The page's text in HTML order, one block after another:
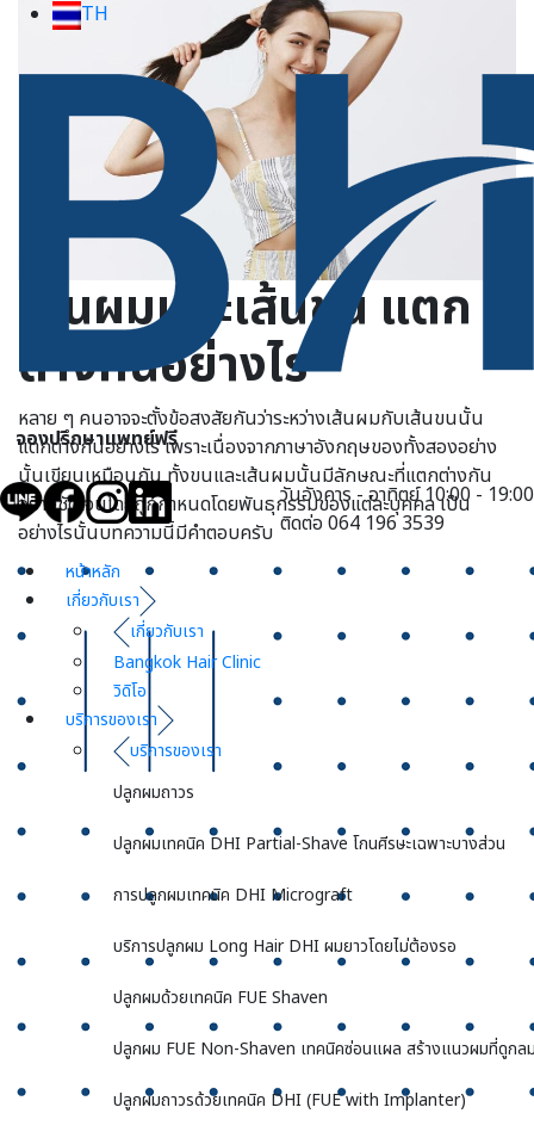
TH
จองปรึกษาแพทย์ฟรี
วันอังคาร - อาทิตย์ 10:00 - 19:00
ติดต่อ 064 196 3539
หน้าหลัก
เกี่ยวกับเรา
เกี่ยวกับเรา
Bangkok Hair Clinic
วิดิโอ
บริการของเรา
บริการของเรา
ปลูกผมถาวร
ปลูกผมเทคนิค DHI Partial-Shave โกนศีรษะเฉพาะบางส่วน
การปลูกผมเทคนิค DHI Micrograft
บริการปลูกผม Long Hair DHI ผมยาวโดยไม่ต้องรอ
ปลูกผมด้วยเทคนิค FUE Shaven
ปลูกผม FUE Non-Shaven เทคนิคซ่อนแผล สร้างแนวผมที่ดูกล
ปลูกผมถาวรด้วยเทคนิค DHI (FUE with Implanter)
เส้นผมและเส้นขน แตก
ต่างกันอย่างไร
หลาย ๆ คนอาจจะตั้งข้อสงสัยกันว่าระหว่างเส้นผมกับเส้นขนนั้น
แตกต่างกันอย่างไร เพราะเนื่องจากภาษาอังกฤษของทั้งสองอย่าง
นั้นเขียนเหมือนกัน ทั้งขนและเส้นผมนั้นมีลักษณะที่แตกต่างกัน
อย่างชัดเจนโดยถูกกำหนดโดยพันธุกรรมของแต่ละบุคคล เป็น
อย่างไรนั้นบทความนี้มีคำตอบครับ